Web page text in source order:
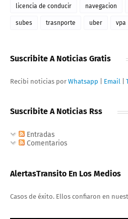
licencia de conducir navegacion
subes trasnporte uber vpa
Suscribite A Noticias Gratis
Recibi noticias por Whatsapp Email
Suscribite A Noticias Rss
Entradas
Comentarios
AlertasTransito En Los Medios
Casos de éxito. Ellos confiaron en